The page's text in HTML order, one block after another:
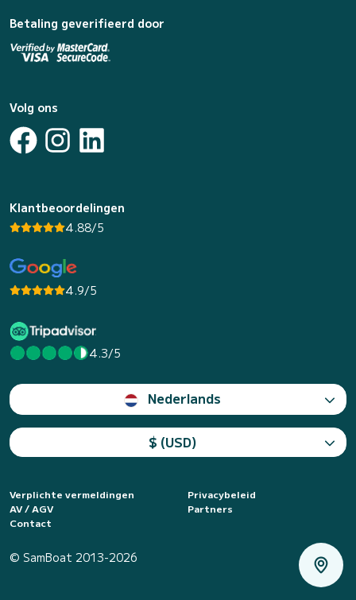
Betaling geverifieerd door
Volg ons
Klantbeoordelingen
4.88/5
4.9/5
4.3/5
Nederlands
$ (USD)
Verplichte vermeldingen
Privacybeleid
AV / AGV
Partners
Contact
© SamBoat 2013-2026